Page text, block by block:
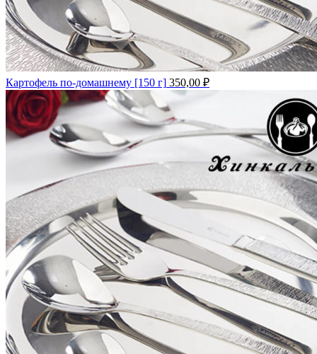
Картофель по-домашнему [150 г] 350,00 ₽